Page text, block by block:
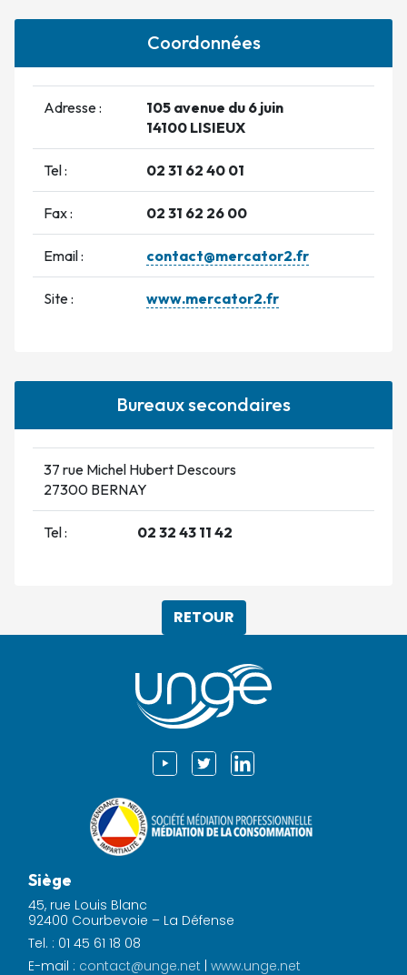
Coordonnées
Adresse :
105 avenue du 6 juin
14100 LISIEUX
Tel : 02 31 62 40 01
Fax : 02 31 62 26 00
Email : contact@mercator2.fr
Site : www.mercator2.fr
Bureaux secondaires
37 rue Michel Hubert Descours
27300 BERNAY
Tel : 02 32 43 11 42
RETOUR
Siège
45, rue Louis Blanc
92400 Courbevoie – La Défense
Tel. : 01 45 61 18 08
E-mail : contact@unge.net | www.unge.net